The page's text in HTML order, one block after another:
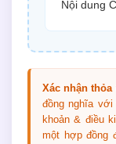
Nội dung
Xác nhận thỏa
đồng nghĩa
khoản & điều
một hợp đồng